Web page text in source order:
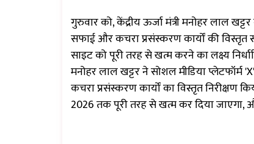
गुरुवार को, केंद्रीय ऊर्जा मंत्री मनोहर लाल
सफाई और कचरा प्रसंस्करण कार्यों की विस्तृत
साइट को पूरी तरह से खत्म करने का लक्ष्य
मनोहर लाल खट्टर ने सोशल मीडिया
कचरा प्रसंस्करण कार्यों का विस्तृत
2026 तक पूरी तरह से खत्म कर दिया जाएगा,